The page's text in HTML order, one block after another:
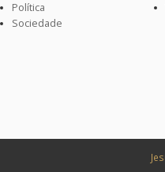
Política
Sociedade